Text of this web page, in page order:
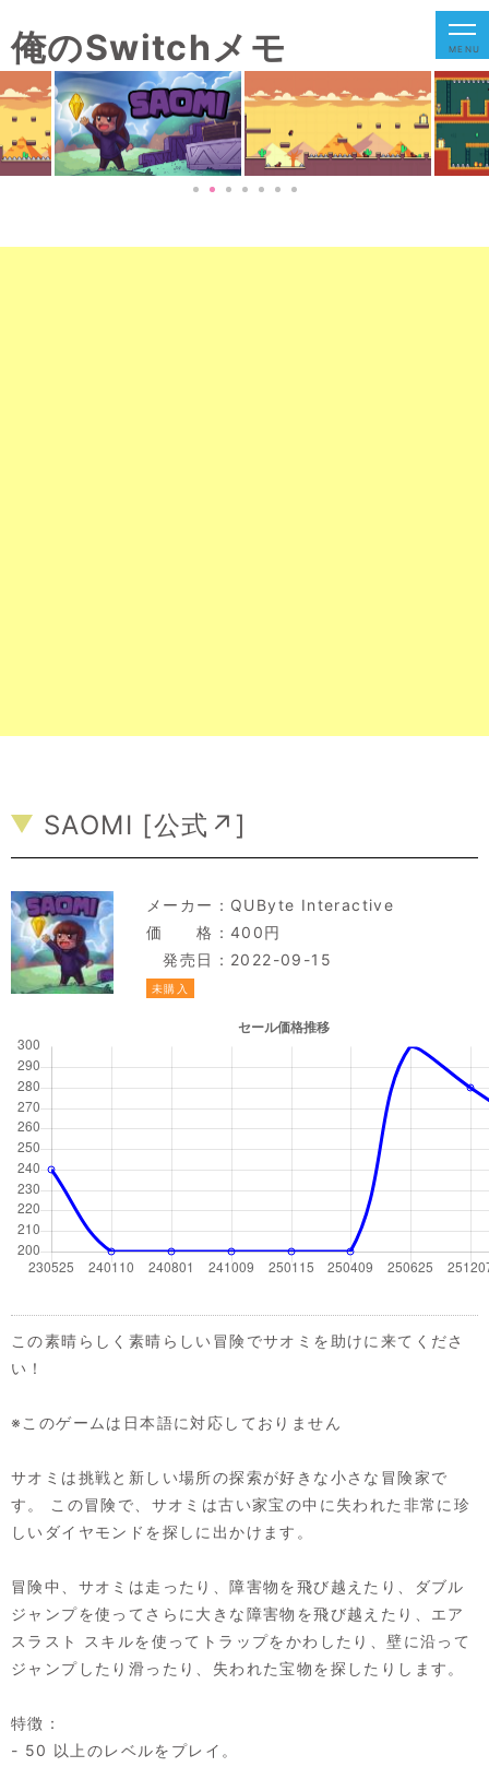
俺のSwitchメモ MENU
SAOMI [公式↗]
メーカー： QUByte Interactive
価 格：400円
発売日：2022-09-15
未購入
この素晴らしく素晴らしい冒険でサオミを助けに来てくださ
い！
※このゲームは日本語に対応しておりません
サオミは挑戦と新しい場所の探索が好きな小さな冒険家で
す。 この冒険で、サオミは古い家宝の中に失われた非常に珍
しいダイヤモンドを探しに出かけます。
冒険中、サオミは走ったり、障害物を飛び越えたり、ダブル
ジャンプを使ってさらに大きな障害物を飛び越えたり、エア
スラスト スキルを使ってトラップをかわしたり、壁に沿って
ジャンプしたり滑ったり、失われた宝物を探したりします。
特徴：
- 50 以上のレベルをプレイ。